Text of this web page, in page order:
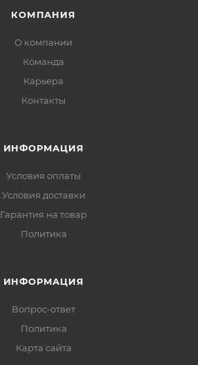
КОМПАНИЯ
О компании
Команда
Карьера
Контакты
ИНФОРМАЦИЯ
Условия оплаты
Условия доставки
Гарантия на товар
Политика
ИНФОРМАЦИЯ
Вопрос-ответ
Политика
Карта сайта